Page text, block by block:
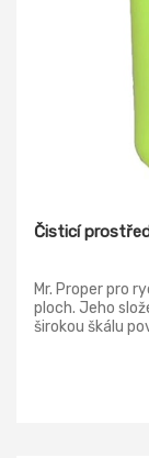
Čisticí
Mr. Proper pro
ploch. Jeho
širokou škálu